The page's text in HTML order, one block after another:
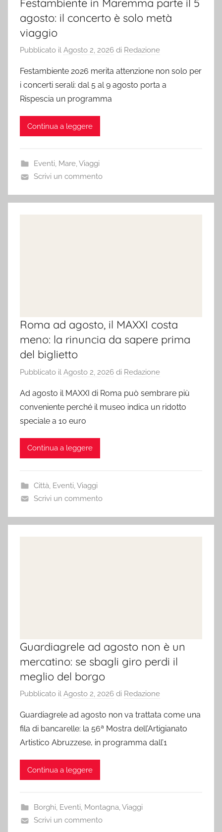
Festambiente in Maremma parte il 5
agosto: il concerto è solo metà
viaggio
Pubblicato il Agosto 2, 2026 di Redazione
Festambiente 2026 merita attenzione non solo per
i concerti serali: dal 5 al 9 agosto porta a
Rispescia un programma
Continua a leggere
Eventi, Mare,Viaggi
Scrivi un commento
Roma ad agosto, il MAXXI costa
meno: la rinuncia da sapere prima
del biglietto
Pubblicato il Agosto 2, 2026 di Redazione
Ad agosto il MAXXI di Roma può sembrare più
conveniente perché il museo indica un ridotto
speciale a 10 euro
Continua a leggere
Città, Eventi,Viaggi
Scrivi un commento
Guardiagrele ad agosto non è un
mercatino: se sbagli giro perdi il
meglio del borgo
Pubblicato il Agosto 2, 2026 di Redazione
Guardiagrele ad agosto non va trattata come una
fila di bancarelle: la 56ª Mostra dell’Artigianato
Artistico Abruzzese, in programma dall’1
Continua a leggere
Borghi, Eventi, Montagna,Viaggi
Scrivi un commento